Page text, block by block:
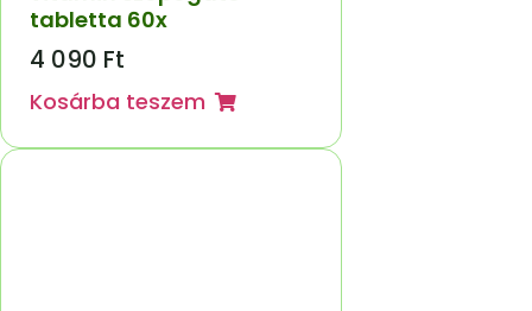
tabletta 60x
4 090 Ft
Kosárba teszem